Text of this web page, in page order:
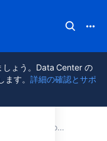
しょう。Data Center の
ます。詳細の確認とサポ
関連ドキュメント
Confluence セキュリティを設定する